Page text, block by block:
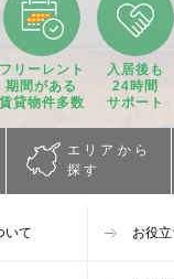
フリーレント
期間がある
賃貸物件多数
入居後も
24時間
サポート
エリアから
探す
いて お役